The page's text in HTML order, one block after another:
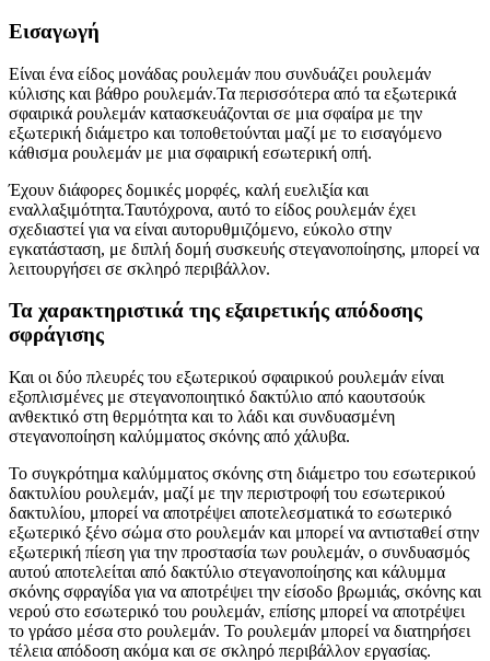
Εισαγωγή
Είναι ένα είδος μονάδας ρουλεμάν που συνδυάζει ρουλεμάν
κύλισης και βάθρο ρουλεμάν.Τα περισσότερα από τα εξωτερικά
σφαιρικά ρουλεμάν κατασκευάζονται σε μια σφαίρα με την
εξωτερική διάμετρο και τοποθετούνται μαζί με το εισαγόμενο
κάθισμα ρουλεμάν με μια σφαιρική εσωτερική οπή.
Έχουν διάφορες δομικές μορφές, καλή ευελιξία και
εναλλαξιμότητα.Ταυτόχρονα, αυτό το είδος ρουλεμάν έχει
σχεδιαστεί για να είναι αυτορυθμιζόμενο, εύκολο στην
εγκατάσταση, με διπλή δομή συσκευής στεγανοποίησης, μπορεί να
λειτουργήσει σε σκληρό περιβάλλον.
Τα χαρακτηριστικά της εξαιρετικής απόδοσης
σφράγισης
Και οι δύο πλευρές του εξωτερικού σφαιρικού ρουλεμάν είναι
εξοπλισμένες με στεγανοποιητικό δακτύλιο από καουτσούκ
ανθεκτικό στη θερμότητα και το λάδι και συνδυασμένη
στεγανοποίηση καλύμματος σκόνης από χάλυβα.
Το συγκρότημα καλύμματος σκόνης στη διάμετρο του εσωτερικού
δακτυλίου ρουλεμάν, μαζί με την περιστροφή του εσωτερικού
δακτυλίου, μπορεί να αποτρέψει αποτελεσματικά το εσωτερικό
εξωτερικό ξένο σώμα στο ρουλεμάν και μπορεί να αντισταθεί στην
εξωτερική πίεση για την προστασία των ρουλεμάν, ο συνδυασμός
αυτού αποτελείται από δακτύλιο στεγανοποίησης και κάλυμμα
σκόνης σφραγίδα για να αποτρέψει την είσοδο βρωμιάς, σκόνης και
νερού στο εσωτερικό του ρουλεμάν, επίσης μπορεί να αποτρέψει
το γράσο μέσα στο ρουλεμάν. Το ρουλεμάν μπορεί να διατηρήσει
τέλεια απόδοση ακόμα και σε σκληρό περιβάλλον εργασίας.